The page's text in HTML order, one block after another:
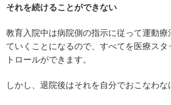
それを続けることができない
教育入院中は病院側の指示に従って運動療
ていくことになるので、すべてを医療ス
トロールができます。
しかし、退院後はそれを自分でおこなわな